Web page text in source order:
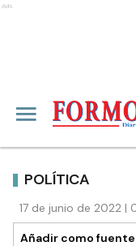
Ads
POLÍTICA
17 de junio de 2022
Añadir como fuente